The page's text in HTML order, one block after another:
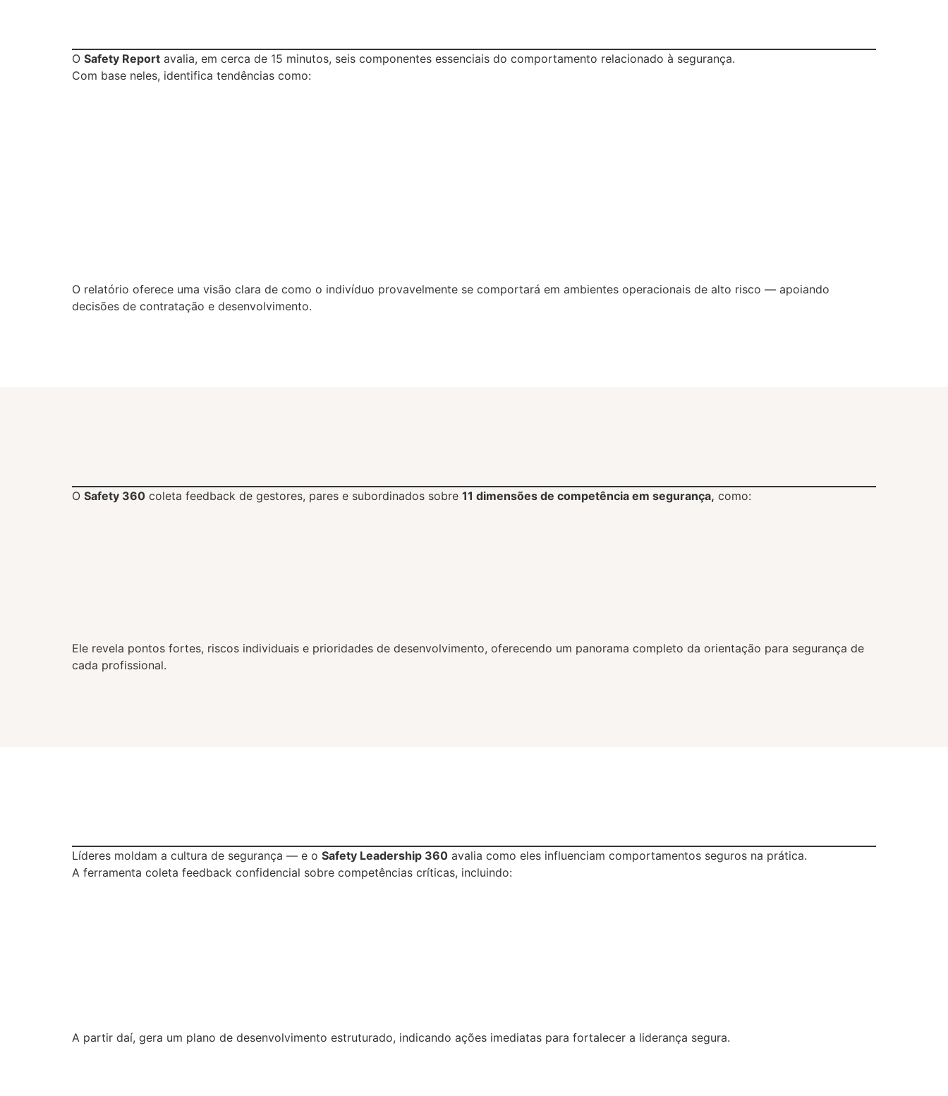
O Safety Report avalia, em cerca de 15 minutos, seis componentes essenciais do comportamento relacionado à segurança.
Com base neles, identifica tendências como:
O relatório oferece uma visão clara de como o indivíduo provavelmente se comportará em ambientes operacionais de alto risco — apoiando
decisões de contratação e desenvolvimento.
O Safety 360 coleta feedback de gestores, pares e subordinados sobre 11 dimensões de competência em segurança, como:
Ele revela pontos fortes, riscos individuais e prioridades de desenvolvimento, oferecendo um panorama completo da orientação para segurança de
cada profissional.
Líderes moldam a cultura de segurança — e o Safety Leadership 360 avalia como eles influenciam comportamentos seguros na prática.
A ferramenta coleta feedback confidencial sobre competências críticas, incluindo:
A partir daí, gera um plano de desenvolvimento estruturado, indicando ações imediatas para fortalecer a liderança segura.